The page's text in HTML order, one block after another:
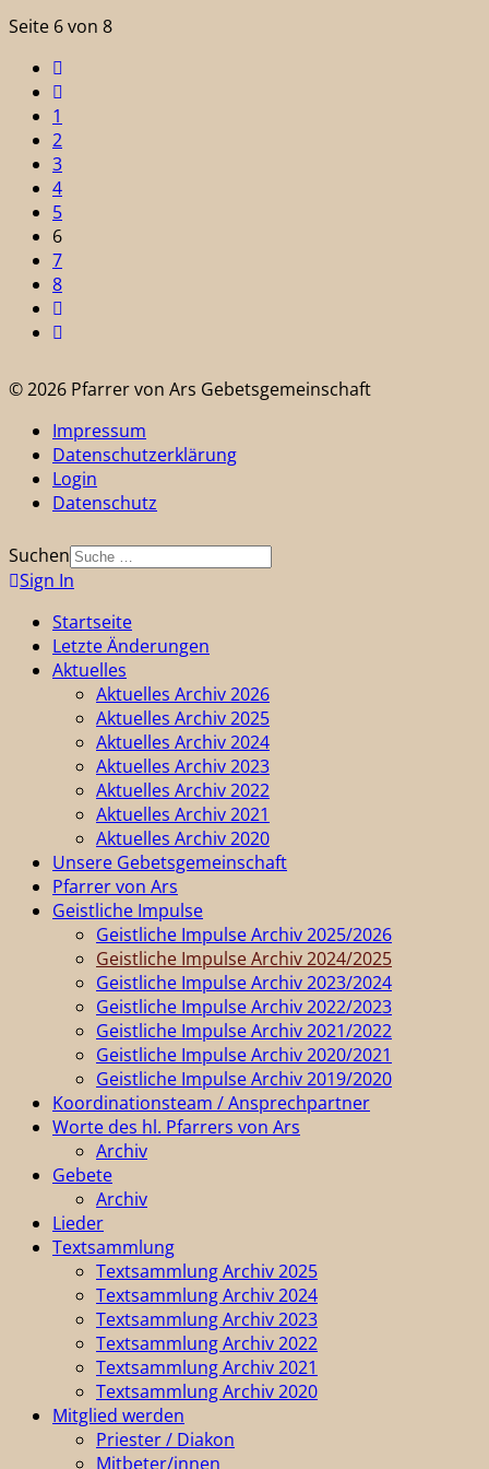
Seite 6 von 8
1
2
3
4
5
6
7
8
© 2026 Pfarrer von Ars Gebetsgemeinschaft
Impressum
Datenschutzerklärung
Login
Datenschutz
Suchen
Sign In
Startseite
Letzte Änderungen
Aktuelles
Aktuelles Archiv 2026
Aktuelles Archiv 2025
Aktuelles Archiv 2024
Aktuelles Archiv 2023
Aktuelles Archiv 2022
Aktuelles Archiv 2021
Aktuelles Archiv 2020
Unsere Gebetsgemeinschaft
Pfarrer von Ars
Geistliche Impulse
Geistliche Impulse Archiv 2025/2026
Geistliche Impulse Archiv 2024/2025
Geistliche Impulse Archiv 2023/2024
Geistliche Impulse Archiv 2022/2023
Geistliche Impulse Archiv 2021/2022
Geistliche Impulse Archiv 2020/2021
Geistliche Impulse Archiv 2019/2020
Koordinationsteam / Ansprechpartner
Worte des hl. Pfarrers von Ars
Archiv
Gebete
Archiv
Lieder
Textsammlung
Textsammlung Archiv 2025
Textsammlung Archiv 2024
Textsammlung Archiv 2023
Textsammlung Archiv 2022
Textsammlung Archiv 2021
Textsammlung Archiv 2020
Mitglied werden
Priester / Diakon
Mitbeter/innen